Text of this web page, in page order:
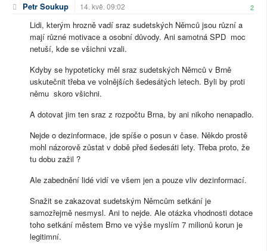
Petr Soukup 14. kvě. 09:02 2
Lidi, kterým hrozně vadí sraz sudetských Němců jsou různí a
mají různé motivace a osobní důvody. Ani samotná SPD moc
netuší, kde se všichni vzali.
Kdyby se hypoteticky měl sraz sudetských Němců v Brně
uskutečnit třeba ve volnějších šedesátých letech. Byli by proti
němu skoro všichni.
A dotovat jim ten sraz z rozpočtu Brna, by ani nikoho nenapadlo.
Nejde o dezinformace, jde spíše o posun v čase. Někdo prostě
mohl názorově zůstat v době před šedesáti lety. Třeba proto, že
tu dobu zažil ?
Ale zabednění lidé vidí ve všem jen a pouze vliv dezinformací.
Snažit se zakazovat sudetským Němcům setkání je
samozřejmě nesmysl. Ani to nejde. Ale otázka vhodnosti dotace
toho setkání městem Brno ve výše myslím 7 milionů korun je
legitimní.